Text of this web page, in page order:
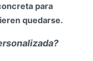
para
quedarse.